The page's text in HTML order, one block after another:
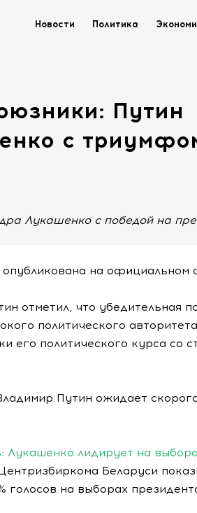
Новости Политика
Путин
с
Лукашенко с победой на
на официальном
отметил, что убедительная
политического
его политического курса со
Путин ожидает
Лукашенко лидирует на
Беларуси
голосов на выборах